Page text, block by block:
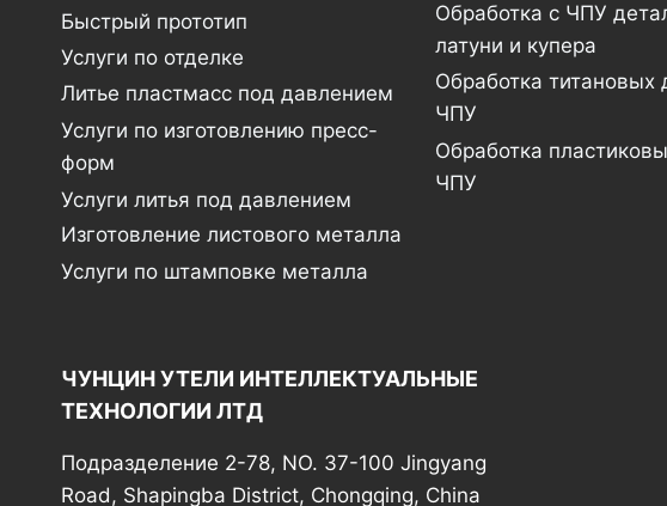
Быстрый прототип
Услуги по отделке
Литье пластмасс под давлением
Услуги по изготовлению пресс-
форм
Услуги литья под давлением
Изготовление листового металла
Услуги по штамповке металла
Обработка с ЧПУ
латуни и купера
Обработка титановых
ЧПУ
Обработка
ЧПУ
ЧУНЦИН УТЕЛИ ИНТЕЛЛЕКТУАЛЬНЫЕ
ТЕХНОЛОГИИ ЛТД
Подразделение 2-78, NO. 37-100 Jingyang
Road, Shapingba District, Chongqing, China